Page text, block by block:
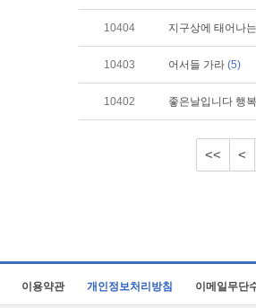
10404 지구상에 태어나
10403 어서들 가라 (5)
10402 좋은날입니다 행
<< <
이용약관 개인정보처리방침 이메일무단